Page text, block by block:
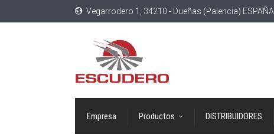
Vegarrodero 1, 34210 - Dueñas (Palencia) ESPAÑA
Empresa Productos DISTRIBUIDORES